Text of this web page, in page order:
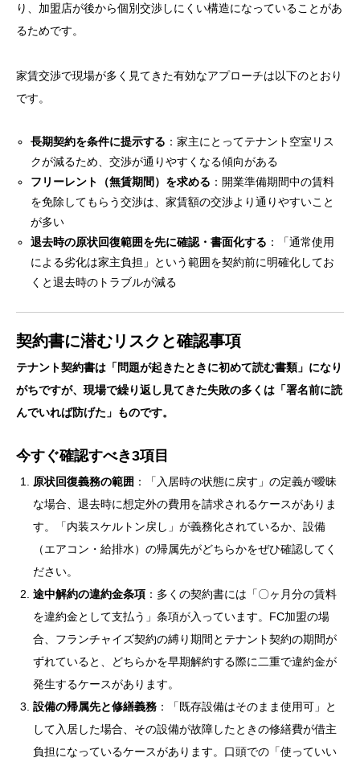
り、加盟店が後から個別交渉しにくい構造になっていることがあ
るためです。
家賃交渉で現場が多く見てきた有効なアプローチは以下のとおり
です。
長期契約を条件に提示する ：家主にとってテナント空室リス
クが減るため、交渉が通りやすくなる傾向がある
フリーレント（無賃期間）を求める ：開業準備期間中の賃料
を免除してもらう交渉は、家賃額の交渉より通りやすいこと
が多い
退去時の原状回復範囲を先に確認・書面化する ：「通常使用
による劣化は家主負担」という範囲を契約前に明確化してお
くと退去時のトラブルが減る
契約書に潜むリスクと確認事項
テナント契約書は「問題が起きたときに初めて読む書類」になり
がちですが、現場で繰り返し見てきた失敗の多くは「署名前に読
んでいれば防げた」ものです。
今すぐ確認すべき3項目
原状回復義務の範囲 ：「入居時の状態に戻す」の定義が曖昧
な場合、退去時に想定外の費用を請求されるケースがありま
す。「内装スケルトン戻し」が義務化されているか、設備
（エアコン・給排水）の帰属先がどちらかをぜひ確認してく
ださい。
途中解約の違約金条項 ：多くの契約書には「〇ヶ月分の賃料
を違約金として支払う」条項が入っています。FC加盟の場
合、フランチャイズ契約の縛り期間とテナント契約の期間が
ずれていると、どちらかを早期解約する際に二重で違約金が
発生するケースがあります。
設備の帰属先と修繕義務 ：「既存設備はそのまま使用可」と
して入居した場合、その設備が故障したときの修繕費が借主
負担になっているケースがあります。口頭での「使っていい